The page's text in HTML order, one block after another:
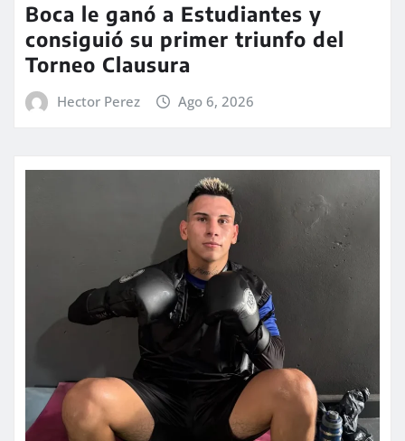
Boca le ganó a Estudiantes y
consiguió su primer triunfo del
Torneo Clausura
Hector Perez Ago 6, 2026